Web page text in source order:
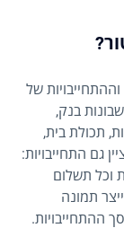
של
בנק,
תכולת בית,
גם התחייבויות:
וכל תשלום
תמונה
ההתחייבויות.